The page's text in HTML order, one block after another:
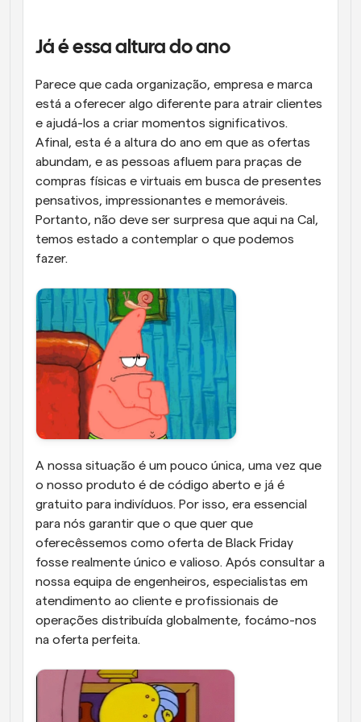
Agendamento potenciado com chamadas
impulsionadas por IA
Automatizar agendamento e lembretes
Mantenha-se atualizado com as últimas notícias e
atualizações
Reuniões Instantâneas
Reunião com clientes em minutos
Links de Grupo Dinâmico
Agende reuniões de forma fluida com várias pessoas
Webhooks
Já é essa altura do ano
Parece que cada organização, empresa e marca
está a oferecer algo diferente para atrair clientes
e ajudá-los a criar momentos significativos.
Afinal, esta é a altura do ano em que as ofertas
abundam, e as pessoas afluem para praças de
compras físicas e virtuais em busca de presentes
pensativos, impressionantes e memoráveis.
Portanto, não deve ser surpresa que aqui na Cal,
temos estado a contemplar o que podemos
fazer.
A nossa situação é um pouco única, uma vez que
o nosso produto é de código aberto e já é
gratuito para indivíduos. Por isso, era essencial
para nós garantir que o que quer que
oferecêssemos como oferta de Black Friday
fosse realmente único e valioso. Após consultar a
nossa equipa de engenheiros, especialistas em
atendimento ao cliente e profissionais de
operações distribuída globalmente, focámo-nos
na oferta perfeita.